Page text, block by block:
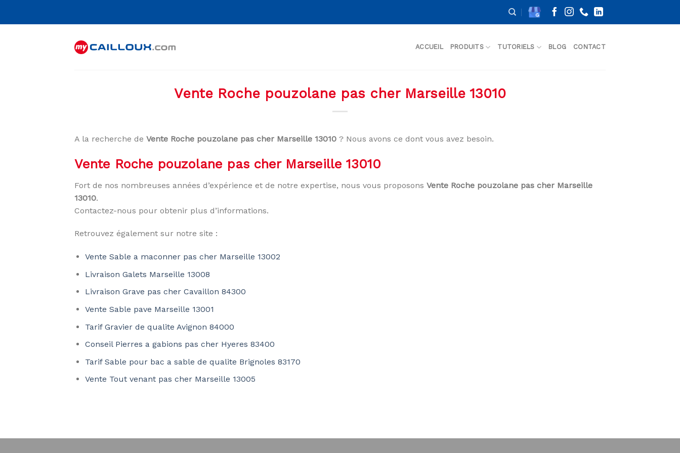
ACCUEIL PRODUITS TUTORIELS BLOG CONTACT
Vente Roche pouzolane pas cher Marseille 13010
A la recherche de Vente Roche pouzolane pas cher Marseille 13010 ? Nous avons ce dont vous avez besoin.
Vente Roche pouzolane pas cher Marseille 13010
Fort de nos nombreuses années d’expérience et de notre expertise, nous vous proposons Vente Roche pouzolane pas cher Marseille
13010.
Contactez-nous pour obtenir plus d’informations.
Retrouvez également sur notre site :
Vente Sable a maconner pas cher Marseille 13002
Livraison Galets Marseille 13008
Livraison Grave pas cher Cavaillon 84300
Vente Sable pave Marseille 13001
Tarif Gravier de qualite Avignon 84000
Conseil Pierres a gabions pas cher Hyeres 83400
Tarif Sable pour bac a sable de qualite Brignoles 83170
Vente Tout venant pas cher Marseille 13005